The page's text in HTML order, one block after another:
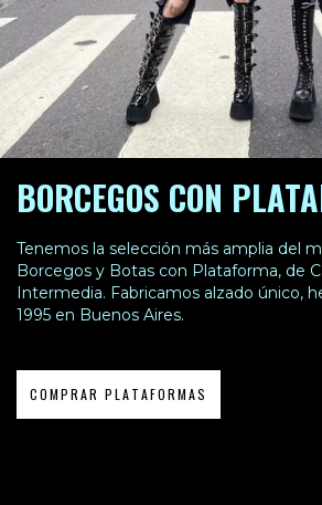
BORCEGOS CON
Tenemos la selección más amplia del
Borcegos y Botas con Plataforma, de
Intermedia. Fabricamos alzado único,
1995 en Buenos Aires.
COMPRAR PLATAFORMAS